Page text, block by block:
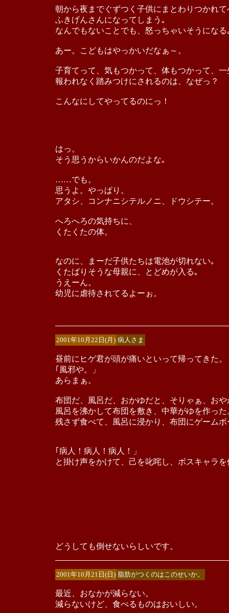
朝から夜までぐずつく子供にまとわりつかれて
ふきげんさんになってしまう｡
なんでもないことでも、怒っちゃいそうになる
あー。こどもはやっかいだなぁ～。
子育てって、気もつかって、体もつかって、
報われなく踏みつけにされるのは、なぜっ？
こんなにしてやってるのにっ！
はっ。
そう思うからいかんのだよな｡
……でも。
思うよ。やっぱり。
アタシ、コンナニシテルノニ、ドウシテー。
へろへろの気持ちに、
くたくたの体。
なのに、まーだ子供たちは電池が切れない｡
くたばりそうな母親に、とどめが入る｡
うえーん。
幼児に虐待されてるよーぉ。
2001年10月22日(月) 病人さま
昼前にヒゲ君が頭が痛いといって帰ってきた。
｢風邪や。」
あらまぁ。
布団だ、風呂だ、おかゆだと、そりゃぁ、おや
風呂を沸かして布団を敷き、中華がゆを作った
残さず食べて、風呂に浸かり、布団にゲーム
｢病人！病人！病人！」
と掛け声をかけて、己を叱咤し、ボスキャラ
どうしても倒せないらしいです。
2001年10月21日(日) 脂肪がつくのはこのせいか。
最近、おなかが減らない。
減らないけど、食べるものはおいしい。